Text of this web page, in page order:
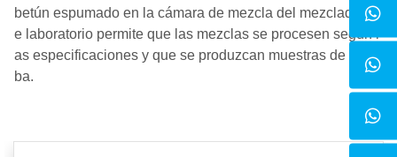
betún espumado en la cámara de mezcla del mezclador d
e laboratorio permite que las mezclas se procesen según l
as especificaciones y que se produzcan muestras de prue
ba.